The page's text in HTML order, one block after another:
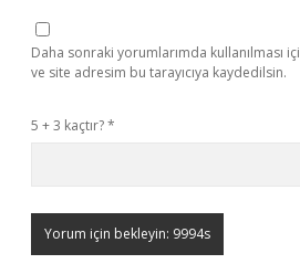
Daha sonraki yorumlarımda kullanılması
ve site adresim bu tarayıcıya kaydedilsin.
5 + 3 kaçtır?*